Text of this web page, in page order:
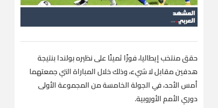
حقق منتخب إيطاليا، فوزًا ثمينًا على نظيره بولندا بنتيجة
هدفين مقابل لا شيء، وذلك خلال المباراة التي جمعتهما
أمس الأحد، في الجولة الخامسة من المجموعة الأولى
دوري الأمم الأوروبية.